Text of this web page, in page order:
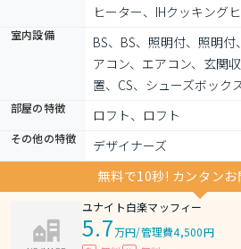
ヒーター、IHクッキング
室内設備
BS、BS、照明付、照明
アコン、エアコン、玄関
置、CS、シューズボック
部屋の特徴 ロフト、ロフト
その他の特徴
デザイナーズ
無料で10秒! カンタンお
ユナイト白楽マッフィー
5.7万円/管理費4,500円